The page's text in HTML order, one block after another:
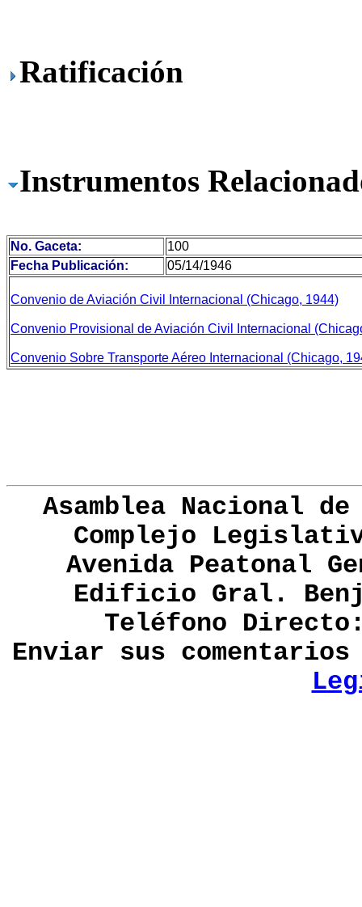
Ratificación
Instrumentos
No. Gaceta:
100
Fecha Publicación:
05/14/1946
Convenio de Aviación Civil Internacional (Chicago, 1944)
Convenio Provisional de Aviación Civil Internacional
Convenio Sobre Transporte Aéreo Internacional (Chicago,
Asamblea Nacional
Complejo
Avenida Peatonal
Edificio Gral.
Teléfono
Enviar sus